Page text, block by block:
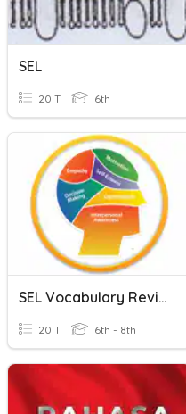
SEL
20 T 6th
SEL Vocabulary Review- ITMS
20 T 6th - 8th